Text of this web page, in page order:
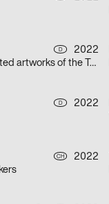
D
2022
Tokyo TDC in Berlin – Selected artworks of the Tokyo TDC annual awards 2021 & 2022
D
2022
CH
2022